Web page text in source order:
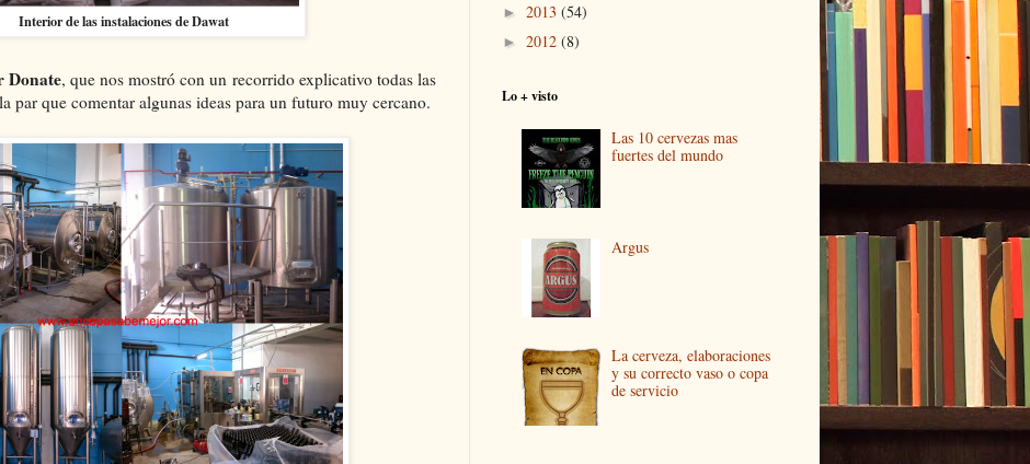
Interior de las instalaciones de Dawat
Donate, que nos mostró con un recorrido explicativo todas las
par que comentar algunas ideas para un futuro muy cercano.
► 2013 (54)
► 2012 (8)
Lo + visto
Las 10 cervezas mas
fuertes del mundo
Argus
La cerveza, elaboraciones
y su correcto vaso o copa
de servicio